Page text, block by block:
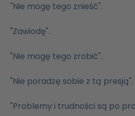
"Nie mogę tego znieść".
"Zawiodę".
"Nie mogę tego zrobić".
"Nie poradzę sobie z tą presją".
"Problemy i trudności są po